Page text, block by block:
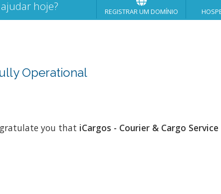
hoje? REGISTRAR UM DOMÍNIO
Operational
you that iCargos - Courier & Cargo